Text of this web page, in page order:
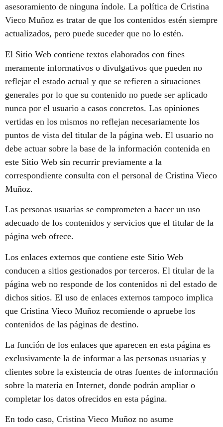
asesoramiento de ninguna índole. La política de Cristina
Vieco Muñoz es tratar de que los contenidos estén siempre
actualizados, pero puede suceder que no lo estén.
El Sitio Web contiene textos elaborados con fines
meramente informativos o divulgativos que pueden no
reflejar el estado actual y que se refieren a situaciones
generales por lo que su contenido no puede ser aplicado
nunca por el usuario a casos concretos. Las opiniones
vertidas en los mismos no reflejan necesariamente los
puntos de vista del titular de la página web. El usuario no
debe actuar sobre la base de la información contenida en
este Sitio Web sin recurrir previamente a la
correspondiente consulta con el personal de Cristina Vieco
Muñoz.
Las personas usuarias se comprometen a hacer un uso
adecuado de los contenidos y servicios que el titular de la
página web ofrece.
Los enlaces externos que contiene este Sitio Web
conducen a sitios gestionados por terceros. El titular de la
página web no responde de los contenidos ni del estado de
dichos sitios. El uso de enlaces externos tampoco implica
que Cristina Vieco Muñoz recomiende o apruebe los
contenidos de las páginas de destino.
La función de los enlaces que aparecen en esta página es
exclusivamente la de informar a las personas usuarias y
clientes sobre la existencia de otras fuentes de información
sobre la materia en Internet, donde podrán ampliar o
completar los datos ofrecidos en esta página.
En todo caso, Cristina Vieco Muñoz no asume